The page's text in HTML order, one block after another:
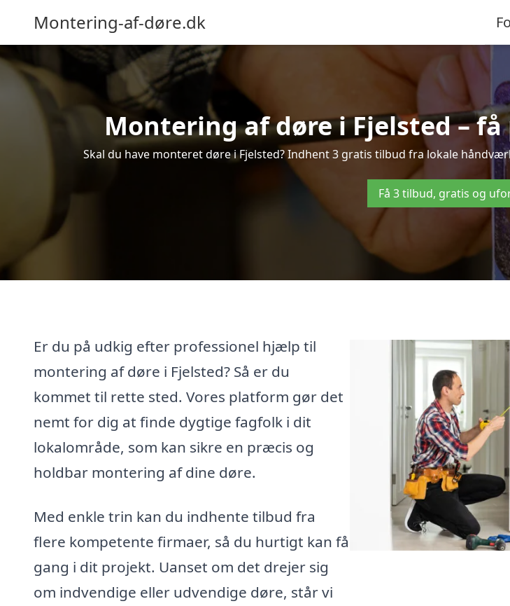
Montering-af-døre.dk
Montering af døre i Fjelsted –
Skal du have monteret døre i Fjelsted? Indhent 3 gratis tilbud fra lokale
Få 3 tilbud, gratis og
Er du på udkig efter professionel hjælp til
montering af døre i Fjelsted? Så er du
kommet til rette sted. Vores platform gør det
nemt for dig at finde dygtige fagfolk i dit
lokalområde, som kan sikre en præcis og
holdbar montering af dine døre.
Med enkle trin kan du indhente tilbud fra
flere kompetente firmaer, så du hurtigt kan få
gang i dit projekt. Uanset om det drejer sig
om indvendige eller udvendige døre, står vi